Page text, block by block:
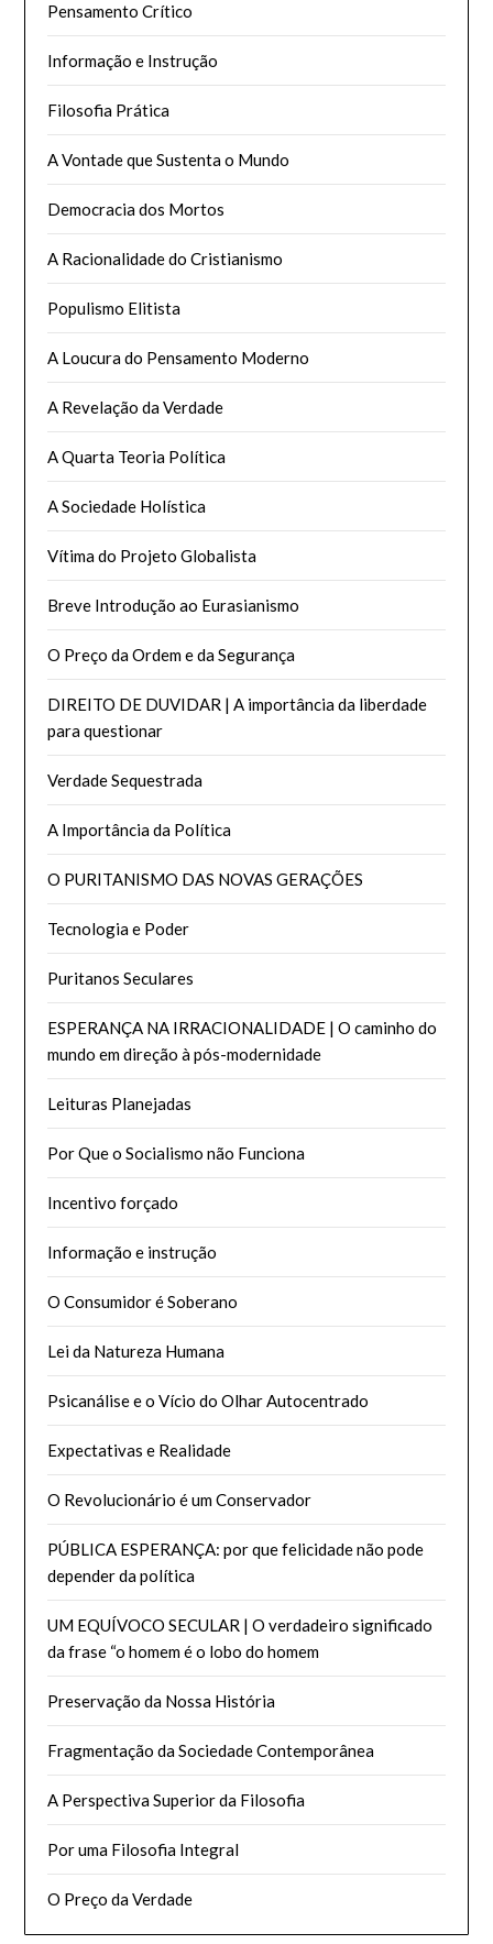
Pensamento Crítico
Informação e Instrução
Filosofia Prática
A Vontade que Sustenta o Mundo
Democracia dos Mortos
A Racionalidade do Cristianismo
Populismo Elitista
A Loucura do Pensamento Moderno
A Revelação da Verdade
A Quarta Teoria Política
A Sociedade Holística
Vítima do Projeto Globalista
Breve Introdução ao Eurasianismo
O Preço da Ordem e da Segurança
DIREITO DE DUVIDAR | A importância da liberdade
para questionar
Verdade Sequestrada
A Importância da Política
O PURITANISMO DAS NOVAS GERAÇÕES
Tecnologia e Poder
Puritanos Seculares
ESPERANÇA NA IRRACIONALIDADE | O caminho do
mundo em direção à pós-modernidade
Leituras Planejadas
Por Que o Socialismo não Funciona
Incentivo forçado
Informação e instrução
O Consumidor é Soberano
Lei da Natureza Humana
Psicanálise e o Vício do Olhar Autocentrado
Expectativas e Realidade
O Revolucionário é um Conservador
PÚBLICA ESPERANÇA: por que felicidade não pode
depender da política
UM EQUÍVOCO SECULAR | O verdadeiro significado
da frase “o homem é o lobo do homem
Preservação da Nossa História
Fragmentação da Sociedade Contemporânea
A Perspectiva Superior da Filosofia
Por uma Filosofia Integral
O Preço da Verdade